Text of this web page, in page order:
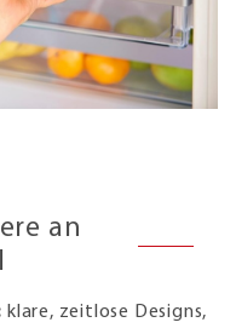
an
klare, zeitlose Designs,